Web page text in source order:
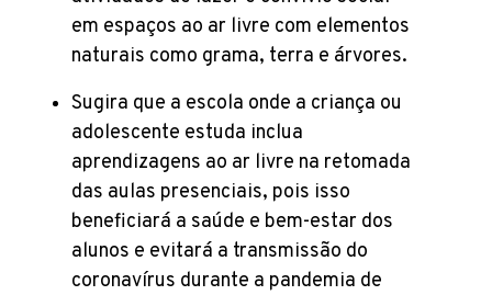
em espaços ao ar livre com elementos
naturais como grama, terra e árvores.
Sugira que a escola onde a criança ou
adolescente estuda inclua
aprendizagens ao ar livre na retomada
das aulas presenciais, pois isso
beneficiará a saúde e bem-estar dos
alunos e evitará a transmissão do
coronavírus durante a pandemia de